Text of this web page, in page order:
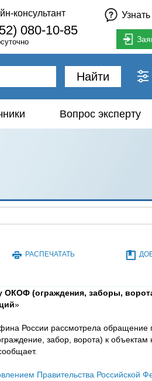
консультант
080-10-85
Найти
Вопрос эксперту
РАСПЕЧАТАТЬ
(ограждения, заборы,
»
России рассмотрела обращение
забор, ворота) к объектам
Правительства Российской